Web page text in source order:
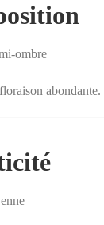
ombre
abondante.